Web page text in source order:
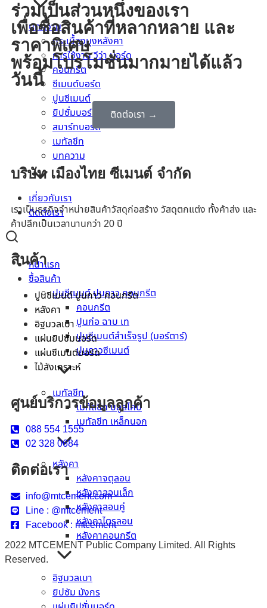
บทความ
กระเบื้องมุงหลังคา
การใช้งาน วีว่า บอร์ด
คอนกรีต
ซีเมนต์บอร์ด
ปูนซีเมนต์
ยิปซั่มบอร์ด
สมาร์ทบอร์ด
เมทัลชีท
บทความ
เกี่ยวกับเรา
ติดต่อเรา
หน้าแรก
ซื้อสินค้า
ปูนซีเมนต์ ปูนกาว คอนกรีต
คอนกรีต
ปูนก่อ ฉาบ เท
ปูนซีเมนต์สำเร็จรูป (มอร์ตาร์)
ปูนกาวซีเมนต์
เมทัลชีท
เมทัลชีท บลูสโคป
เมทัลชีท เหล็กนอก
หลังคา
หลังคาจตุลอน
หลังคาลอนเล็ก
หลังคาลอนคู่
หลังคาไตรลอน
หลังคาคอนกรีต
อิฐมวลเบา
ยิปซัม มังกร
ร่วมเป็นส่วนหนึ่งของเรา
เพื่อซื้อสินค้าที่หลากหลาย และ
ราคาพิเศษ
พร้อมโปรโมชั่นมากมายได้แล้ว
วันนี้
ติดต่อเรา →
บริษัท เมืองไทย ซีเมนต์ จำกัด
เราเป็นธุรกิจจำหน่ายสินค้าวัสดุก่อสร้าง วัสดุตกแต่ง ทั้งค้าส่ง และ
ค้าปลีกเป็นเวลานานกว่า 20 ปี
สินค้า
ปูนซีเมนต์ ปูนกาว คอนกรีต
หลังคา
อิฐมวลเบา
แผ่นยิปซั่มบอร์ด
แผ่นซีเมนต์บอร์ด
ไม้สังเคราะห์
ศูนย์บริการข้อมูลลูกค้า
088 554 1555
02 328 0684
ติดต่อเรา
info@mtcement.com
Line : @mtcement
Facebook : mtcement
2022 MTCEMENT Public Company Limited. All Rights
Reserved.